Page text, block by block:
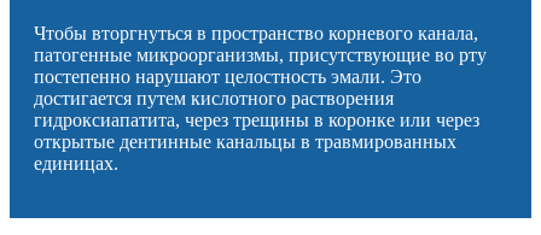
Чтобы вторгнуться в пространство корневого канала,
патогенные микроорганизмы, присутствующие во рту
постепенно нарушают целостность эмали. Это
достигается путем кислотного растворения
гидроксиапатита, через трещины в коронке или через
открытые дентинные канальцы в травмированных
единицах.